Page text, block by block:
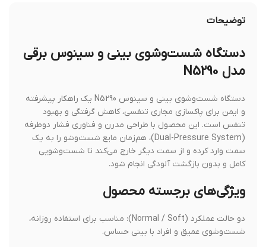
توضیحات
دستگاه شست‌وشوی بینی و سینوس برقی
مدل N5290
دستگاه شست‌وشوی بینی و سینوس N5290 یک راهکار پیشرفته
و ایمن برای پاکسازی مجاری تنفسی، کاهش گرفتگی و بهبود
تنفس است. این محصول با طراحی مدرن و فناوری فشار دوطرفه
(Dual-Pressure System)، هم‌زمان مایع شست‌وشو را به یک
سمت وارد کرده و از سمت دیگر خارج می‌کند تا شست‌وشویی
کامل و بدون بازگشت آلودگی انجام شود.
ویژگی‌های برجسته محصول
دو حالت عملکرد (Normal / Soft): مناسب برای استفاده روزانه،
شست‌وشوی عمیق و افراد با بینی حساس.